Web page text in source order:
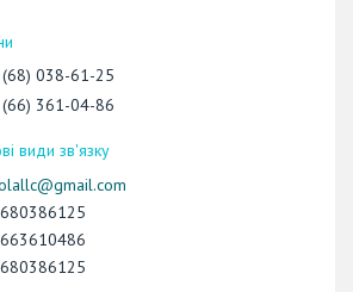
038-61-25
361-04-86